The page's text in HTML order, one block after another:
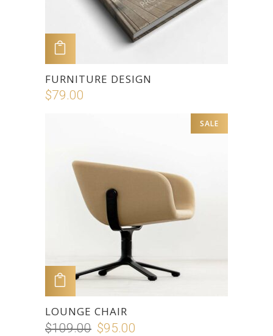
ADD TO CART
FURNITURE DESIGN
$79.00
SALE
ADD TO CART
LOUNGE CHAIR
$109.00 $95.00